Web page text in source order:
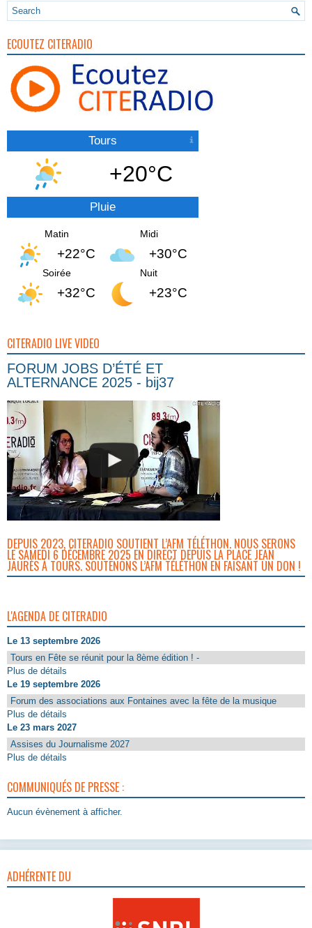
ECOUTEZ CITERADIO
Tours
+20°C
Pluie
Matin
+22°C
Midi
+30°C
Soirée
+32°C
Nuit
+23°C
CITERADIO LIVE VIDEO
FORUM JOBS D’ÉTÉ ET
ALTERNANCE 2025 - bij37
DEPUIS 2023, CITERADIO SOUTIENT L’AFM TÉLÉTHON. NOUS SERONS
LE SAMEDI 6 DÉCEMBRE 2025 EN DIRECT DEPUIS LA PLACE JEAN
JAURÈS À TOURS. SOUTENONS L’AFM TÉLÉTHON EN FAISANT UN DON !
L'AGENDA DE CITERADIO
Le 13 septembre 2026
Tours en Fête se réunit pour la 8ème édition ! -
Plus de détails
Le 19 septembre 2026
Forum des associations aux Fontaines avec la fête de la musique
Plus de détails
Le 23 mars 2027
Assises du Journalisme 2027
Plus de détails
COMMUNIQUÉS DE PRESSE :
Aucun évènement à afficher.
ADHÉRENTE DU